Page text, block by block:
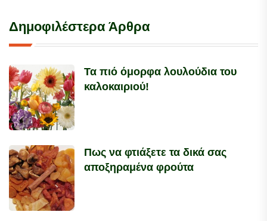
Δημοφιλέστερα Άρθρα
Τα πιό όμορφα λουλούδια του
καλοκαιριού!
Πως να φτιάξετε τα δικά σας
αποξηραμένα φρούτα